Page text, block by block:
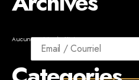
Aucune archive à afficher.